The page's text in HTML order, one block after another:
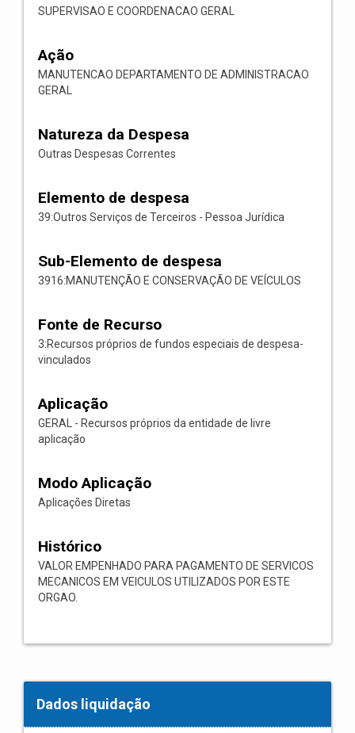
SUPERVISAO E COORDENACAO GERAL
Ação
MANUTENCAO DEPARTAMENTO DE ADMINISTRACAO
GERAL
Natureza da Despesa
Outras Despesas Correntes
Elemento de despesa
39:Outros Serviços de Terceiros - Pessoa Jurídica
Sub-Elemento de despesa
3916:MANUTENÇÃO E CONSERVAÇÃO DE VEÍCULOS
Fonte de Recurso
3:Recursos próprios de fundos especiais de despesa-
vinculados
Aplicação
GERAL - Recursos próprios da entidade de livre
aplicação
Modo Aplicação
Aplicações Diretas
Histórico
VALOR EMPENHADO PARA PAGAMENTO DE SERVICOS
MECANICOS EM VEICULOS UTILIZADOS POR ESTE
ORGAO.
Dados liquidação